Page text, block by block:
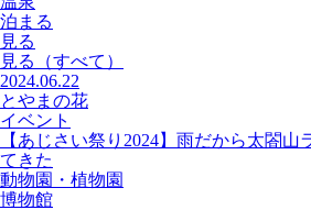
泊まる
見る
見る
（すべて）
2024.06.22
とやまの花
イベント
【あじさい祭り2024】雨だから太閤
てきた
動物園・植物園
博物館